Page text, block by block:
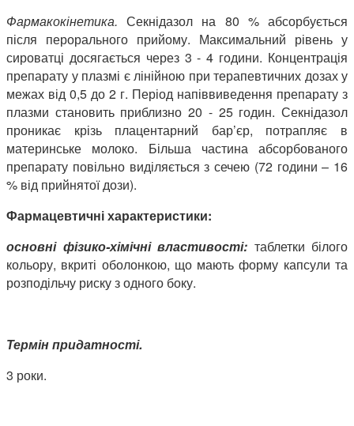
Фармакокінетика.Секнідазол на 80 % абсорбується
після перорального прийому. Максимальний рівень у
сироватці досягається через 3 - 4 години. Концентрація
препарату у плазмі є лінійною при терапевтичних дозах у
межах від 0,5 до 2 г. Період напіввиведення препарату з
плазми становить приблизно 20 - 25 годин. Секнідазол
проникає крізь плацентарний бар’єр, потрапляє в
материнське молоко. Більша частина абсорбованого
препарату повільно виділяється з сечею (72 години – 16
% від прийнятої дози).
Фармацевтичні характеристики:
основні фізико-хімічні властивості: таблетки білого
кольору, вкриті оболонкою, що мають форму капсули та
розподільчу риску з одного боку.
Термін придатності.
3 роки.